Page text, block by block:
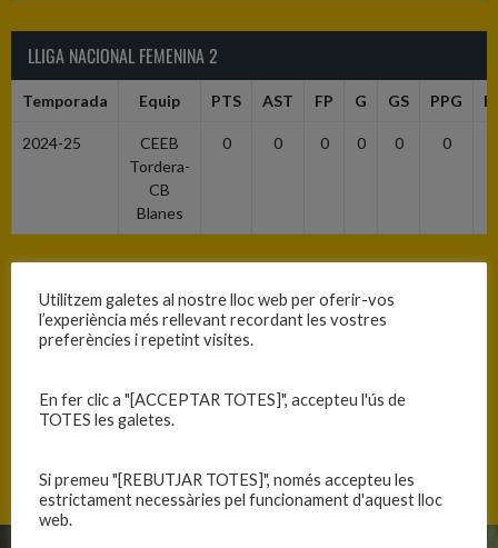
LLIGA NACIONAL FEMENINA 2
Temporada Equip PTS AST FP G GS PPG
2024-25
CEEB
Tordera-
CB
Blanes
0 0 0 0 0 0
LF2
Temporada Equip PTS
Tordera-
CB
Utilitzem galetes al nostre lloc web per oferir-vos
l’experiència més rellevant recordant les vostres
preferències i repetint visites.
En fer clic a "[ACCEPTAR TOTES]", accepteu l'ús de
TOTES les galetes.
Si premeu "[REBUTJAR TOTES]", només accepteu les
estrictament necessàries pel funcionament d'aquest lloc
web.